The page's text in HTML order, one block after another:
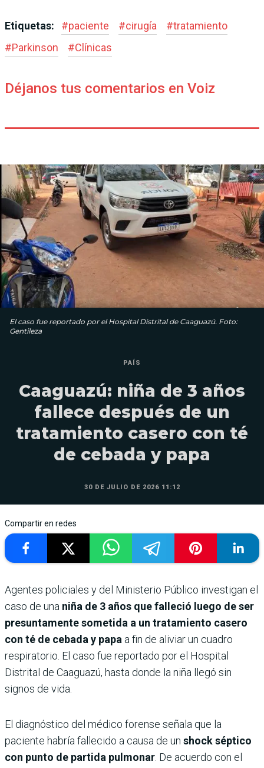
Etiquetas: #paciente #cirugía #tratamiento
#Parkinson #Clínicas
Déjanos tus comentarios en Voiz
El caso fue reportado por el Hospital Distrital de Caaguazú. Foto:
Gentileza
PAÍS
Caaguazú: niña de 3 años
fallece después de un
tratamiento casero con té
de cebada y papa
30 DE JULIO DE 2026 11:12
Compartir en redes
Agentes policiales y del Ministerio Público investigan el
caso de una niña de 3 años que falleció luego de ser
presuntamente sometida a un tratamiento casero
con té de cebada y papa a fin de aliviar un cuadro
respiratorio. El caso fue reportado por el Hospital
Distrital de Caaguazú, hasta donde la niña llegó sin
signos de vida.
El diagnóstico del médico forense señala que la
paciente habría fallecido a causa de un shock séptico
con punto de partida pulmonar. De acuerdo con el